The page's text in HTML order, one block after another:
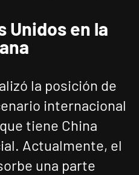
Unidos en la
la posición de
internacional
tiene China
Actualmente, el
una parte